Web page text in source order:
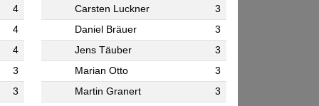
4
4
4
3
3
Carsten Luckner
3
Daniel Bräuer
3
Jens Täuber
3
Marian Otto
3
Martin Granert
3